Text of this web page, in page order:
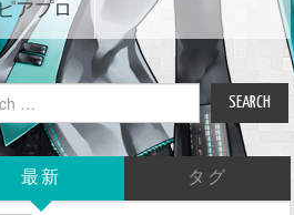
ピアプロ
最新 タグ